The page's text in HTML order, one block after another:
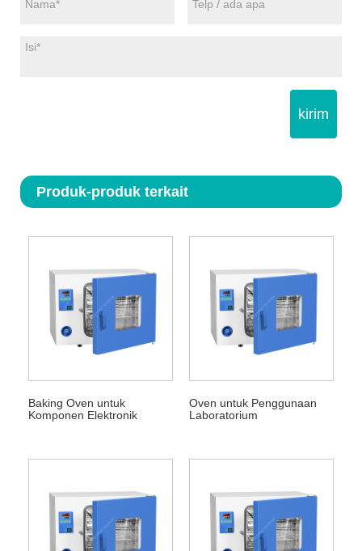
kirim
Produk-produk terkait
Baking Oven untuk
Komponen Elektronik
Oven untuk Penggunaan
Laboratorium